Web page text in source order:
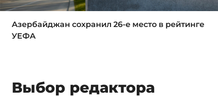
Азербайджан сохранил 26-е место в рейтинге
УЕФА
Выбор редактора